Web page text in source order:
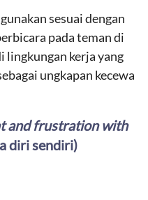
sesuai dengan
pada teman di
lingkungan kerja yang
ungkapan kecewa
and frustration with
diri sendiri)